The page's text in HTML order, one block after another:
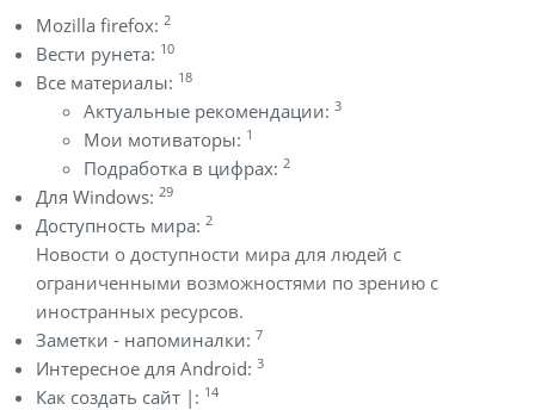
Mozilla firefox: 2
Вести рунета: 10
Все материалы: 18
Актуальные рекомендации: 3
Мои мотиваторы: 1
Подработка в цифрах: 2
Для Windows: 29
Доступность мира: 2
Новости о доступности мира для людей с
ограниченными возможностями по зрению с
иностранных ресурсов.
Заметки - напоминалки: 7
Интересное для Android: 3
Как создать сайт |: 14